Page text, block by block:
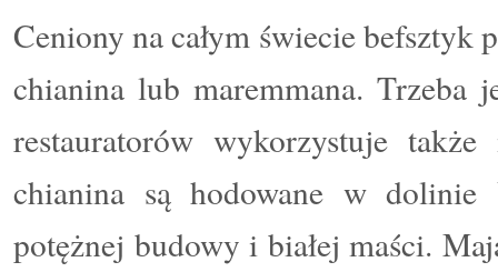
Ceniony na całym świecie
chianina lub maremmana. Trzeba
restauratorów wykorzystuje
chianina są hodowane w
potężnej budowy i białej maści.